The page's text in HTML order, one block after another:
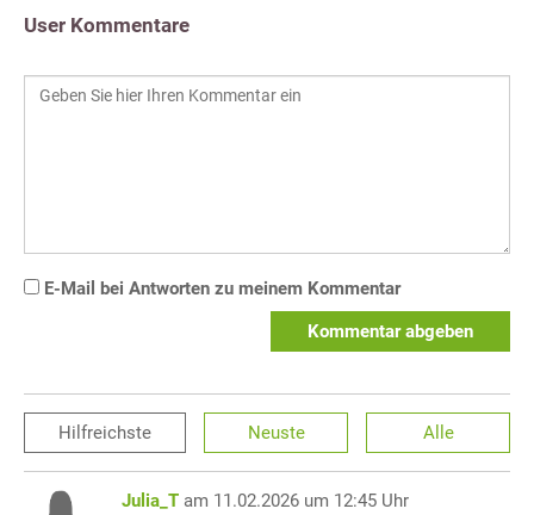
User Kommentare
E-Mail bei Antworten zu meinem Kommentar
Kommentar abgeben
Hilfreichste Neuste Alle
Julia_T am 11.02.2026 um 12:45 Uhr